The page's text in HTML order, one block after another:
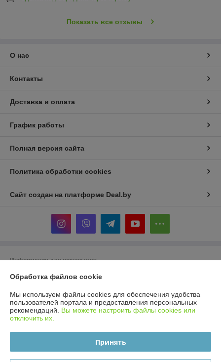
Показать все отзывы
О нас
Контакты
Доставка и оплата
График работы
Полная версия сайта
Политика обработки cookies
Сайт создан на платформе Deal.by
Информация для покупателя
Индивидуальный предприниматель:
Минск ул. Леонида Беды д.33
Регистрационный номер ЕГР: 193304343
УНП: 193304343
Дата регистрации компании: 02.09.2019
Обработка файлов cookie
Мы используем файлы cookies для обеспечения удобства
пользователей портала и предоставления персональных
рекомендаций. Вы можете настроить файлы cookies или
отключить их.
Принять